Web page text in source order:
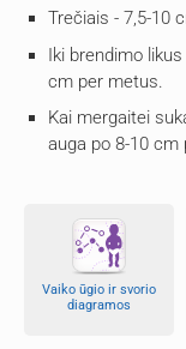
Trečiais - 7,5-10
Iki brendimo
cm per metus.
Kai mergaitei
auga po 8-10 cm
Vaiko ūgio ir svorio
diagramos